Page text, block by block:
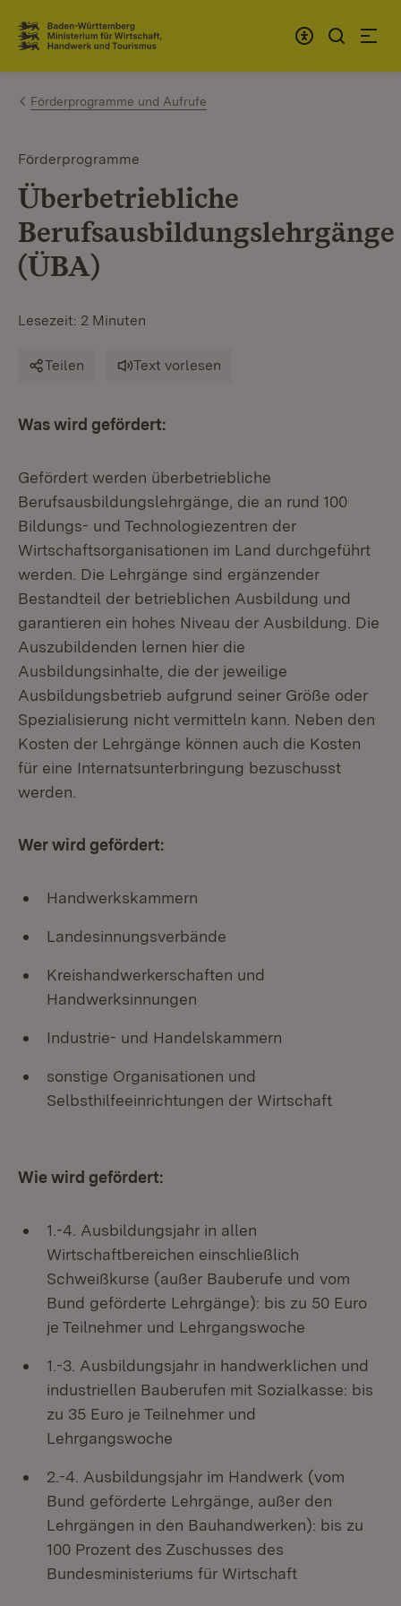
Zum Inhalt springen
Link zur Startseite
Förderprogramme und Aufrufe
Förderprogramme
Überbetriebliche
Berufsausbildungslehrgänge
(ÜBA)
Lesezeit: 2 Minuten
Teilen Text vorlesen
Was wird gefördert:
Gefördert werden überbetriebliche
Berufsausbildungslehrgänge, die an rund 100
Bildungs- und Technologiezentren der
Wirtschaftsorganisationen im Land durchgeführt
werden. Die Lehrgänge sind ergänzender
Bestandteil der betrieblichen Ausbildung und
garantieren ein hohes Niveau der Ausbildung. Die
Auszubildenden lernen hier die
Ausbildungsinhalte, die der jeweilige
Ausbildungsbetrieb aufgrund seiner Größe oder
Spezialisierung nicht vermitteln kann. Neben den
Kosten der Lehrgänge können auch die Kosten
für eine Internatsunterbringung bezuschusst
werden.
Wer wird gefördert:
Handwerkskammern
Landesinnungsverbände
Kreishandwerkerschaften und
Handwerksinnungen
Industrie- und Handelskammern
sonstige Organisationen und
Selbsthilfeeinrichtungen der Wirtschaft
Wie wird gefördert:
1.-4. Ausbildungsjahr in allen
Wirtschaftbereichen einschließlich
Schweißkurse (außer Bauberufe und vom
Bund geförderte Lehrgänge): bis zu 50 Euro
je Teilnehmer und Lehrgangswoche
1.-3. Ausbildungsjahr in handwerklichen und
industriellen Bauberufen mit Sozialkasse: bis
zu 35 Euro je Teilnehmer und
Lehrgangswoche
2.-4. Ausbildungsjahr im Handwerk (vom
Bund geförderte Lehrgänge, außer den
Lehrgängen in den Bauhandwerken): bis zu
100 Prozent des Zuschusses des
Bundesministeriums für Wirtschaft